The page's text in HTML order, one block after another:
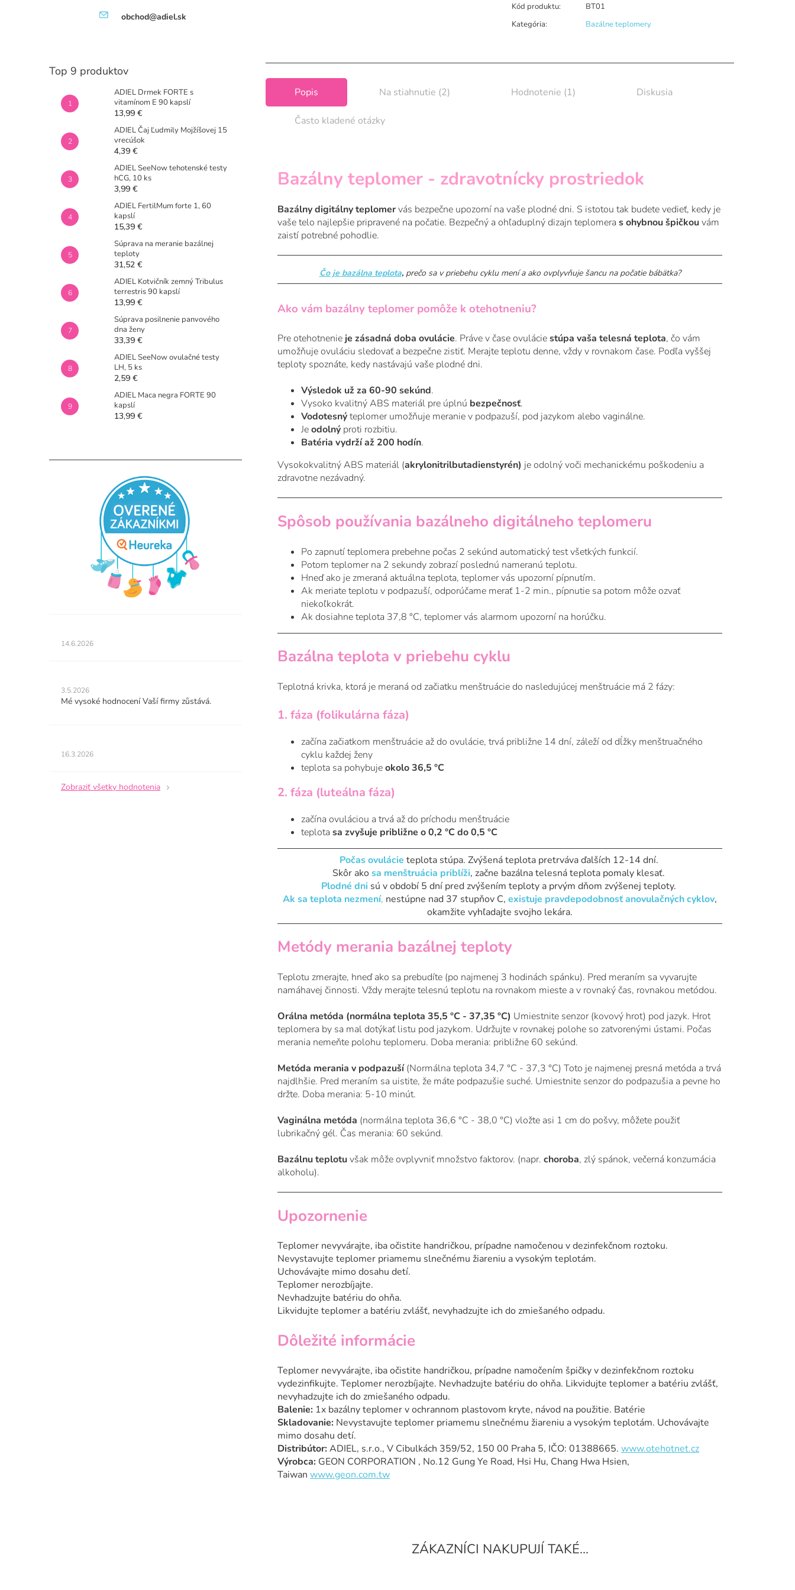
obchod@adiel.sk
Top 9 produktov
ADIEL Drmek FORTE s
vitamínom E 90 kapslí
13,99 €
ADIEL Čaj Ľudmily Mojžíšovej 15
vrecúšok
4,39 €
ADIEL SeeNow tehotenské testy
hCG, 10 ks
3,99 €
ADIEL FertilMum forte 1, 60
kapslí
15,39 €
Súprava na meranie bazálnej
teploty
31,52 €
ADIEL Kotvičník zemný Tribulus
terrestris 90 kapslí
13,99 €
Súprava posilnenie panvového
dna ženy
33,39 €
ADIEL SeeNow ovulačné testy
LH, 5 ks
2,59 €
ADIEL Maca negra FORTE 90
kapslí
13,99 €
obchodu
5
hviezdičiek.
14.6.2026
obchodu
je
3.5.2026
Mé vysoké hodnocení Vaší firmy zůstává.
obchodu
z
16.3.2026
Zobraziť všetky hodnotenia
Kód produktu:
BT01
Kategória: Bazálne teplomery
Popis Na stiahnutie (2) Hodnotenie (1) Diskusia
Často kladené otázky
Bazálny teplomer - zdravotnícky prostriedok
Bazálny digitálny teplomervás bezpečne upozorní na vaše plodné dni. S istotou tak budete vedieť, kedy je
vaše telo najlepšie pripravené na počatie. Bezpečný a ohľaduplný dizajn teplomera s ohybnou špičkouvám
zaistí potrebné pohodlie.
Čo je bazálna teplota,prečo sa v priebehu cyklu mení a ako ovplyvňuje šancu na počatie bábätka?
Ako vám bazálny teplomer pomôže k otehotneniu?
Pre otehotnenieje zásadná doba ovulácie. Práve v čase ovuláciestúpa vaša telesná teplota, čo vám
umožňuje ovuláciu sledovať a bezpečne zistiť. Merajte teplotu denne, vždy v rovnakom čase. Podľa vyššej
teploty spoznáte, kedy nastávajú vaše plodné dni.
Výsledok už za 60-90 sekúnd.
Vysoko kvalitný ABS materiál pre úplnú bezpečnosť.
Vodotesnýteplomer umožňuje meranie v podpazuší, pod jazykom alebo vaginálne.
Jeodolný proti rozbitiu.
Batéria vydrží až 200 hodín.
Vysokokvalitný ABS materiál (akrylonitrilbutadienstyrén) je odolný voči mechanickému poškodeniu a
zdravotne nezávadný.
Spôsob používania bazálneho digitálneho teplomeru
Po zapnutí teplomera prebehne počas 2 sekúnd automatický test všetkých funkcií.
Potom teplomer na 2 sekundy zobrazí poslednú nameranú teplotu.
Hneď ako je zmeraná aktuálna teplota, teplomer vás upozorní pípnutím.
Ak meriate teplotu v podpazuší, odporúčame merať 1-2 min., pípnutie sa potom môže ozvať
niekoľkokrát.
Ak dosiahne teplota 37,8 °C, teplomer vás alarmom upozorní na horúčku.
Bazálna teplota v priebehu cyklu
Teplotná krivka, ktorá je meraná od začiatku menštruácie do nasledujúcej menštruácie má 2 fázy:
1. fáza (folikulárna fáza)
začína začiatkom menštruácie až do ovulácie, trvá približne 14 dní, záleží od dĺžky menštruačného
cyklu každej ženy
teplota sa pohybujeokolo 36,5 °C
2. fáza (luteálna fáza)
začína ovuláciou a trvá až do príchodu menštruácie
teplota sa zvyšuje približne o 0,2 °C do 0,5 °C
Počas ovulácie teplota stúpa. Zvýšená teplota pretrváva ďalších 12-14 dní.
Skôr akosa menštruácia priblíži, začne bazálna telesná teplota pomaly klesať.
Plodné dni sú v období 5 dní pred zvýšením teploty a prvým dňom zvýšenej teploty.
Ak sa teplota nezmení, nestúpne nad 37 stupňov C, existuje pravdepodobnosť anovulačných cyklov,
okamžite vyhľadajte svojho lekára.
Metódy merania bazálnej teploty
Teplotu zmerajte, hneď ako sa prebudíte (po najmenej 3 hodinách spánku). Pred meraním sa vyvarujte
namáhavej činnosti. Vždy merajte telesnú teplotu na rovnakom mieste a v rovnaký čas, rovnakou metódou.
Orálna metóda (normálna teplota 35,5 °C - 37,35 °C) Umiestnite senzor (kovový hrot) pod jazyk. Hrot
teplomera by sa mal dotýkať listu pod jazykom. Udržujte v rovnakej polohe so zatvorenými ústami. Počas
merania nemeňte polohu teplomeru. Doba merania: približne 60 sekúnd.
Metóda merania v podpazuší(Normálna teplota 34,7 °C - 37,3 °C) Toto je najmenej presná metóda a trvá
najdlhšie. Pred meraním sa uistite, že máte podpazušie suché. Umiestnite senzor do podpazušia a pevne ho
držte. Doba merania: 5-10 minút.
Vaginálna metóda (normálna teplota 36,6 °C - 38,0 °C) vložte asi 1 cm do pošvy, môžete použiť
lubrikačný gél. Čas merania: 60 sekúnd.
Bazálnu teplotuvšak môže ovplyvniť množstvo faktorov. (napr. choroba, zlý spánok, večerná konzumácia
alkoholu).
Upozornenie
Teplomer nevyvárajte, iba očistite handričkou, prípadne namočenou v dezinfekčnom roztoku.
Nevystavujte teplomer priamemu slnečnému žiareniu a vysokým teplotám.
Uchovávajte mimo dosahu detí.
Teplomer nerozbíjajte.
Nevhadzujte batériu do ohňa.
Likvidujte teplomer a batériu zvlášť, nevyhadzujte ich do zmiešaného odpadu.
Dôležité informácie
Teplomer nevyvárajte, iba očistite handričkou, prípadne namočením špičky v dezinfekčnom roztoku
vydezinfikujte. Teplomer nerozbíjajte. Nevhadzujte batériu do ohňa. Likvidujte teplomer a batériu zvlášť,
nevyhadzujte ich do zmiešaného odpadu.
Balenie: 1x bazálny teplomer v ochrannom plastovom kryte, návod na použitie. Batérie
Skladovanie: Nevystavujte teplomer priamemu slnečnému žiareniu a vysokým teplotám. Uchovávajte
mimo dosahu detí.
Distribútor:ADIEL, s.r.o., V Cibulkách 359/52, 150 00 Praha 5, IČO: 01388665. www.otehotnet.cz
Výrobca: GEON CORPORATION , No.12 Gung Ye Road, Hsi Hu, Chang Hwa Hsien,
Taiwan www.geon.com.tw